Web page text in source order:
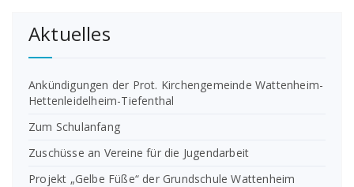
Aktuelles
Ankündigungen der Prot. Kirchengemeinde Wattenheim-
Hettenleidelheim-Tiefenthal
Zum Schulanfang
Zuschüsse an Vereine für die Jugendarbeit
Projekt „Gelbe Füße“ der Grundschule Wattenheim